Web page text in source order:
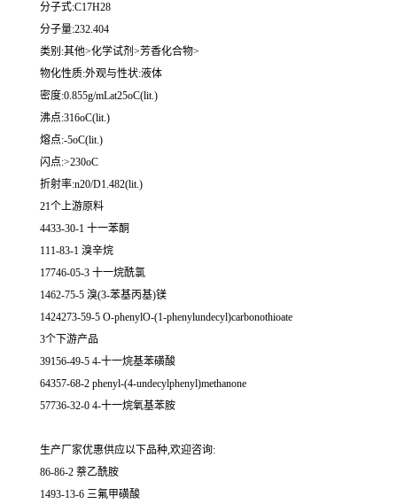
分子式:C17H28
分子量:232.404
类别:其他>化学试剂>芳香化合物>
物化性质:外观与性状:液体
密度:0.855g/mLat25oC(lit.)
沸点:316oC(lit.)
熔点:-5oC(lit.)
闪点:>230oC
折射率:n20/D1.482(lit.)
21个上游原料
4433-30-1 十一苯酮
111-83-1 溴辛烷
17746-05-3 十一烷酰氯
1462-75-5 溴(3-苯基丙基)镁
1424273-59-5 O-phenylO-(1-phenylundecyl)carbonothioate
3个下游产品
39156-49-5 4-十一烷基苯磺酸
64357-68-2 phenyl-(4-undecylphenyl)methanone
57736-32-0 4-十一烷氧基苯胺
生产厂家优惠供应以下品种,欢迎咨询:
86-86-2 萘乙酰胺
1493-13-6 三氟甲磺酸